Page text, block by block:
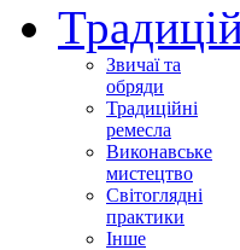
Звичаї та
обряди
Традиційні
ремесла
Виконавське
мистецтво
Світоглядні
практики
Інше